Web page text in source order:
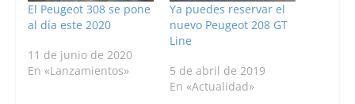
El Peugeot 308 se pone
al día este 2020
11 de junio de 2020
En «Lanzamientos»
Ya puedes reservar el
nuevo Peugeot 208 GT
Line
5 de abril de 2019
En «Actualidad»